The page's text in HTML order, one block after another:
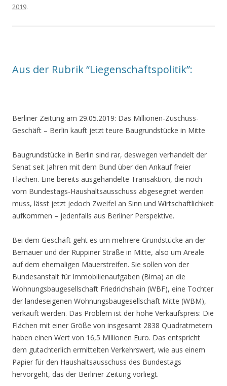
2019.
Aus der Rubrik “Liegenschaftspolitik”:
Berliner Zeitung am 29.05.2019: Das Millionen-Zuschuss-
Geschäft – Berlin kauft jetzt teure Baugrundstücke in Mitte
Baugrundstücke in Berlin sind rar, deswegen verhandelt der
Senat seit Jahren mit dem Bund über den Ankauf freier
Flächen. Eine bereits ausgehandelte Transaktion, die noch
vom Bundestags-Haushaltsausschuss abgesegnet werden
muss, lässt jetzt jedoch Zweifel an Sinn und Wirtschaftlichkeit
aufkommen – jedenfalls aus Berliner Perspektive.
Bei dem Geschäft geht es um mehrere Grundstücke an der
Bernauer und der Ruppiner Straße in Mitte, also um Areale
auf dem ehemaligen Mauerstreifen. Sie sollen von der
Bundesanstalt für Immobilienaufgaben (Bima) an die
Wohnungsbaugesellschaft Friedrichshain (WBF), eine Tochter
der landeseigenen Wohnungsbaugesellschaft Mitte (WBM),
verkauft werden. Das Problem ist der hohe Verkaufspreis: Die
Flächen mit einer Größe von insgesamt 2838 Quadratmetern
haben einen Wert von 16,5 Millionen Euro. Das entspricht
dem gutachterlich ermittelten Verkehrswert, wie aus einem
Papier für den Haushaltsausschuss des Bundestags
hervorgeht, das der Berliner Zeitung vorliegt.